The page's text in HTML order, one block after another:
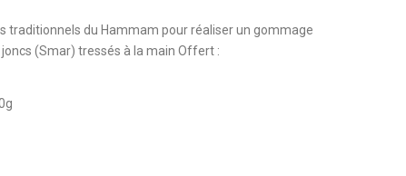
traditionnels du Hammam pour réaliser un gommage
(Smar) tressés à la main Offert :